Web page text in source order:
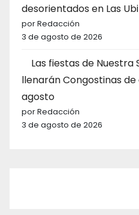
desorientados en Las
por Redacción
3 de agosto de 2026
Las fiestas de Nuestra
llenarán Congostinas
agosto
por Redacción
3 de agosto de 2026